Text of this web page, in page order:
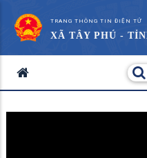
TRANG THÔNG TIN ĐIỆN TỬ
XÃ TÂY PHÚ -